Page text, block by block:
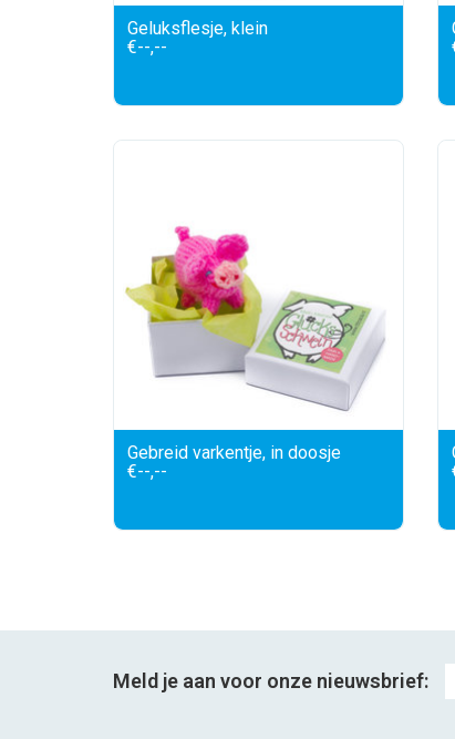
Geluksflesje, klein
€--,--
Gebreid varkentje, in doosje
€--,--
Meld je aan voor onze nieuwsbrief: